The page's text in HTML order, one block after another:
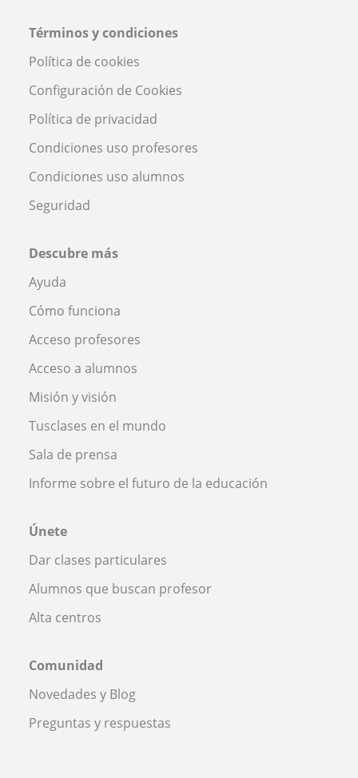
Términos y condiciones
Política de cookies
Configuración de Cookies
Política de privacidad
Condiciones uso profesores
Condiciones uso alumnos
Seguridad
Descubre más
Ayuda
Cómo funciona
Acceso profesores
Acceso a alumnos
Misión y visión
Tusclases en el mundo
Sala de prensa
Informe sobre el futuro de la educación
Únete
Dar clases particulares
Alumnos que buscan profesor
Alta centros
Comunidad
Novedades y Blog
Preguntas y respuestas